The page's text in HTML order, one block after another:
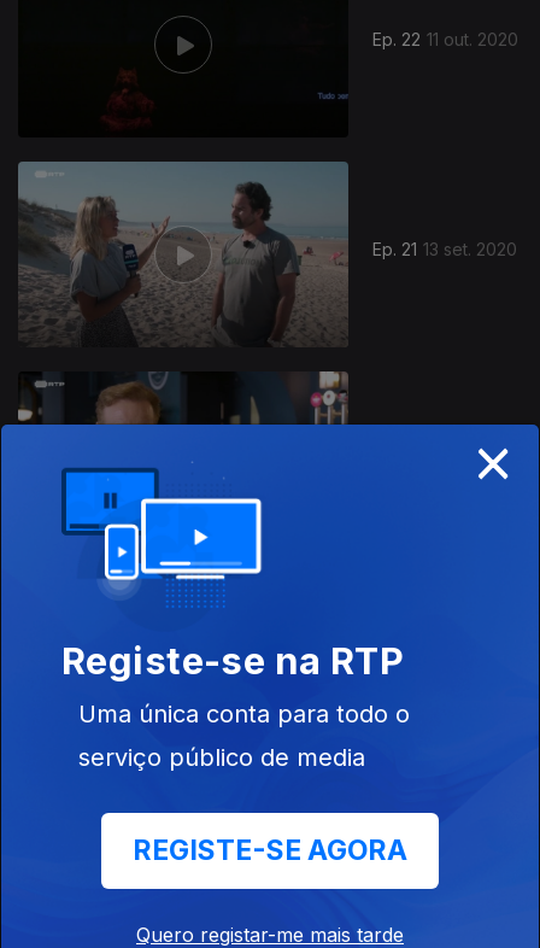
Ep. 22 11 out. 2020
Ep. 21 13 set. 2020
Ep. 19
Ep. 18
×
Registe-se na RTP
Uma única conta para todo o
serviço público de media
REGISTE-SE AGORA
Quero registar-me mais tarde